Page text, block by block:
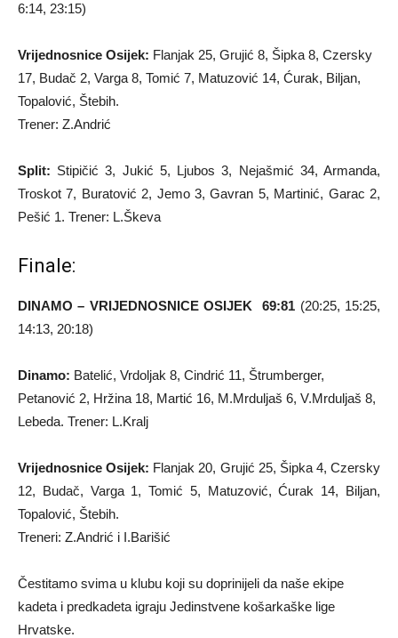
6:14, 23:15)
Vrijednosnice Osijek: Flanjak 25, Grujić 8, Šipka 8, Czersky
17, Budač 2, Varga 8, Tomić 7, Matuzović 14, Ćurak, Biljan,
Topalović, Štebih.
Trener: Z.Andrić
Split: Stipičić 3, Jukić 5, Ljubos 3, Nejašmić 34, Armanda,
Troskot 7, Buratović 2, Jemo 3, Gavran 5, Martinić, Garac 2,
Pešić 1. Trener: L.Škeva
Finale:
DINAMO – VRIJEDNOSNICE OSIJEK 69:81 (20:25, 15:25,
14:13, 20:18)
Dinamo: Batelić, Vrdoljak 8, Cindrić 11, Štrumberger,
Petanović 2, Hržina 18, Martić 16, M.Mrduljaš 6, V.Mrduljaš 8,
Lebeda. Trener: L.Kralj
Vrijednosnice Osijek: Flanjak 20, Grujić 25, Šipka 4, Czersky
12, Budač, Varga 1, Tomić 5, Matuzović, Ćurak 14, Biljan,
Topalović, Štebih.
Treneri: Z.Andrić i I.Barišić
Čestitamo svima u klubu koji su doprinijeli da naše ekipe
kadeta i predkadeta igraju Jedinstvene košarkaške lige
Hrvatske.